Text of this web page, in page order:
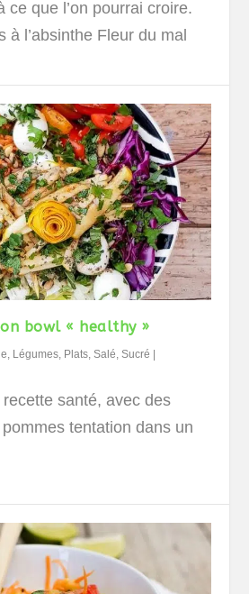
ce que l’on pourrai croire.
à l’absinthe Fleur du mal
bowl « healthy »
Légumes Plats ,Salé ,Sucré |
santé, avec des
tentation dans un